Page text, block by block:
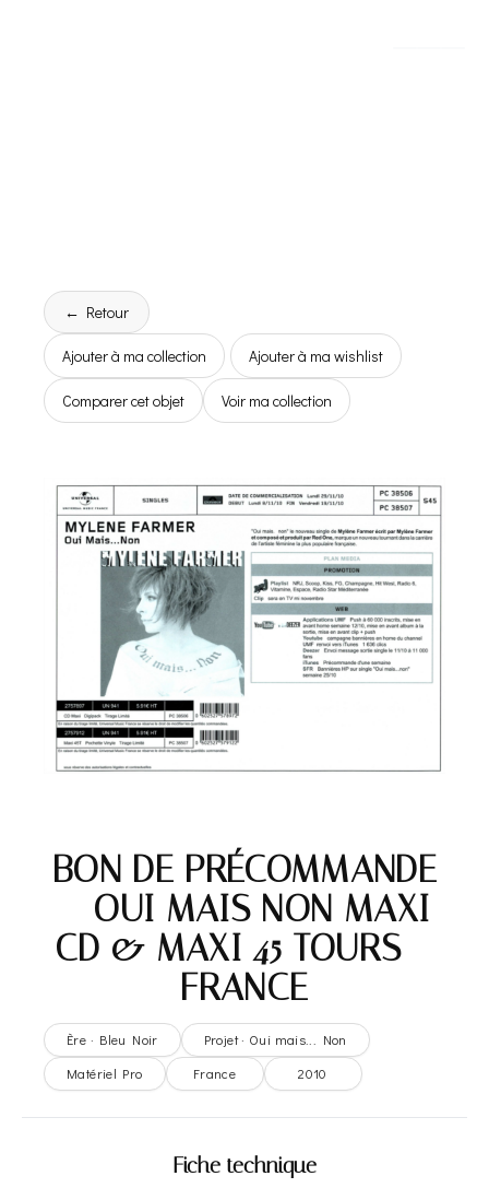
← Retour
Ajouter à ma collection Ajouter à ma wishlist
Comparer cet objet Voir ma collection
BON DE PRÉCOMMANDE
– OUI MAIS NON MAXI
CD & MAXI 45 TOURS –
FRANCE
Ère · Bleu Noir
Projet · Oui mais... Non
Matériel Pro
France 2010
Fiche technique